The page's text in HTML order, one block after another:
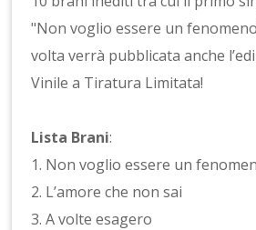
"Non voglio essere un
volta verrà pubblicata anche
Vinile a Tiratura Limitata!
Lista Brani:
1. Non voglio essere un
2. L’amore che non sai
3. A volte esagero